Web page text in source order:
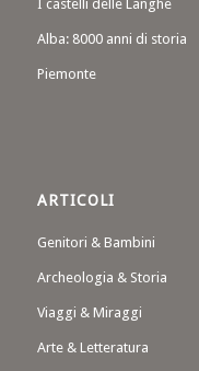
I castelli delle Langhe
Alba: 8000 anni di storia
Piemonte
ARTICOLI
Genitori & Bambini
Archeologia & Storia
Viaggi & Miraggi
Arte & Letteratura